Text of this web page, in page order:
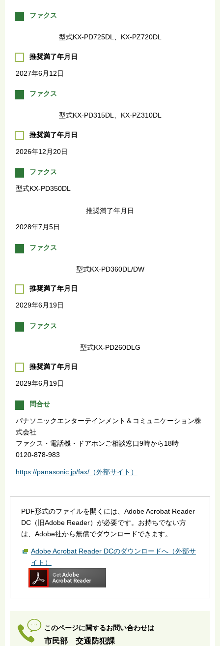
ファクス
型式KX-PD725DL、KX-PZ720DL
推奨満了年月日
2027年6月12日
ファクス
型式KX-PD315DL、KX-PZ310DL
推奨満了年月日
2026年12月20日
ファクス
型式KX-PD350DL
推奨満了年月日
2028年7月5日
ファクス
型式KX-PD360DL/DW
推奨満了年月日
2029年6月19日
ファクス
型式KX-PD260DLG
推奨満了年月日
2029年6月19日
問合せ
パナソニックエンターテインメント＆コミュニケーション株
式会社
ファクス・電話機・ドアホンご相談窓口9時から18時
0120-878-983
https://panasonic.jp/fax/（外部サイト）
PDF形式のファイルを開くには、Adobe Acrobat Reader
DC（旧Adobe Reader）が必要です。お持ちでない方
は、Adobe社から無償でダウンロードできます。
Adobe Acrobat Reader DCのダウンロードへ（外部サ
イト）
このページに関するお問い合わせは
市民部 交通防犯課